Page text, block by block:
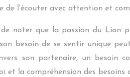
de l’écouter avec attention et
noter que la passion du Lion
besoin de se sentir unique
son partenaire, un besoin
et la compréhension des besoins